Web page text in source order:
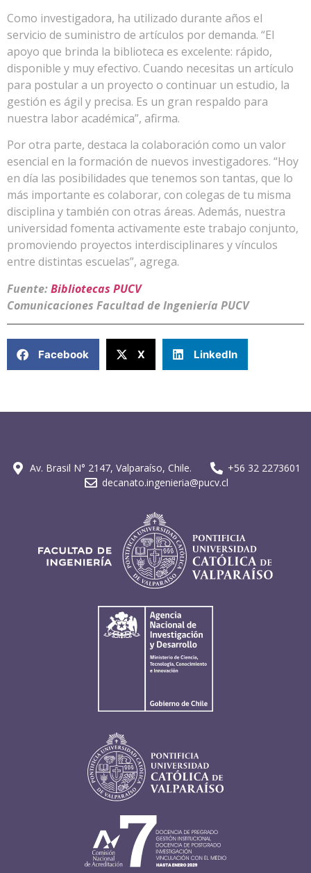
Como investigadora, ha utilizado durante años el
servicio de suministro de artículos por demanda. “El
apoyo que brinda la biblioteca es excelente: rápido,
disponible y muy efectivo. Cuando necesitas un artículo
para postular a un proyecto o continuar un estudio, la
gestión es ágil y precisa. Es un gran respaldo para
nuestra labor académica”, afirma.
Por otra parte, destaca la colaboración como un valor
esencial en la formación de nuevos investigadores. “Hoy
en día las posibilidades que tenemos son tantas, que lo
más importante es colaborar, con colegas de tu misma
disciplina y también con otras áreas. Además, nuestra
universidad fomenta activamente este trabajo conjunto,
promoviendo proyectos interdisciplinares y vínculos
entre distintas escuelas”, agrega.
Fuente:Bibliotecas PUCV
Comunicaciones Facultad de Ingeniería PUCV
Facebook X LinkedIn
Av. Brasil N° 2147, Valparaíso, Chile.
+56 32 2273601
decanato.ingenieria@pucv.cl